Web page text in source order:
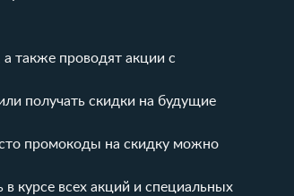
также проводят акции с
получать скидки на будущие
промокоды на скидку можно
курсе всех акций и специальных